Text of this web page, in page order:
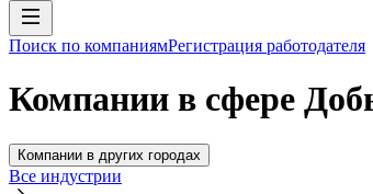
Поиск по компаниямРегистрация работодателя
Компании в сфере
Компании в других городах
Все индустрии